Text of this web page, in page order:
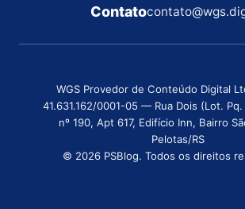
Contato
WGS Provedor de Conteúdo Digital
41.631.162/0001-05 — Rua Dois (Lot.
nº 190, Apt 617, Edifício Inn, Bairro
Pelotas/RS
© 2026 PSBlog. Todos os direitos